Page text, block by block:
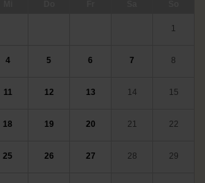
1
4 5 6 7 8
11 12 13 14 15
18 19 20 21 22
25 26 27 28 29